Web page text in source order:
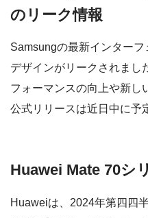
のリーク情報
Samsungの最新インター
デザインがリークされまし
フォーマンスの向上や新し
公式リリースは近日中に予
Huawei Mate 70シ
Huaweiは、2024年第四四